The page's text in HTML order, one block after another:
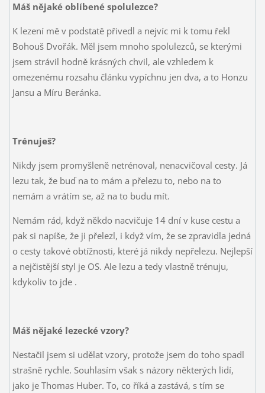
Máš nějaké oblíbené spolulezce?
K lezení mě v podstatě přivedl a nejvíc mi k tomu řekl
Bohouš Dvořák. Měl jsem mnoho spolulezců, se kterými
jsem strávil hodně krásných chvil, ale vzhledem k
omezenému rozsahu článku vypíchnu jen dva, a to Honzu
Jansu a Míru Beránka.
Trénuješ?
Nikdy jsem promyšleně netrénoval, nenacvičoval cesty. Já
lezu tak, že buď na to mám a přelezu to, nebo na to
nemám a vrátím se, až na to budu mít.
Nemám rád, když někdo nacvičuje 14 dní v kuse cestu a
pak si napíše, že ji přelezl, i když vím, že se zpravidla jedná
o cesty takové obtížnosti, které já nikdy nepřelezu. Nejlepší
a nejčistější styl je OS. Ale lezu a tedy vlastně trénuju,
kdykoliv to jde .
Máš nějaké lezecké vzory?
Nestačil jsem si udělat vzory, protože jsem do toho spadl
strašně rychle. Souhlasím však s názory některých lidí,
jako je Thomas Huber. To, co říká a zastává, s tím se